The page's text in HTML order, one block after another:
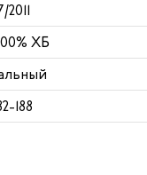
ХБ
188